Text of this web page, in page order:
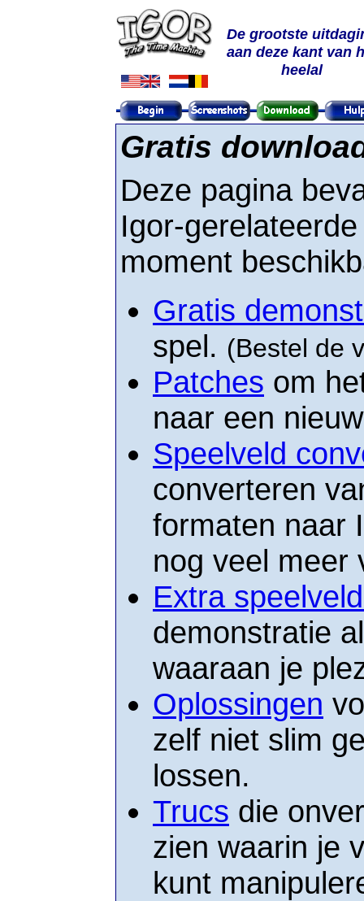
De grootste
aan deze kant van
heelal
Gratis
Deze pagina
Igor-
moment
Gratis
spel. (Bestel de
Patches om
naar een
Speelveld
converteren
formaten naar
nog veel meer
Extra
demonstratie
waaraan je
Oplossingen
zelf niet slim
lossen.
Trucs die
zien waarin je
kunt